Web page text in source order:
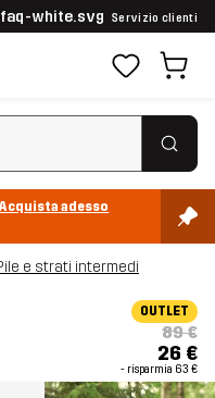
Servizio clienti
Acquista adesso
e strati intermedi
OUTLET
89 €
26 €
- risparmia 63 €